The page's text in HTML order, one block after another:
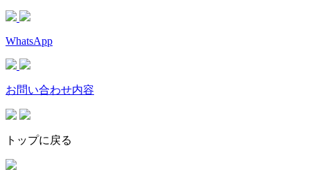
WhatsApp
お問い合わせ内容
トップに戻る